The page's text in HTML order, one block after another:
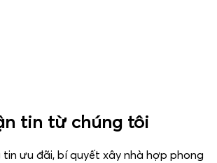
tin từ chúng tôi
ưu đãi, bí quyết xây nhà hợp phong